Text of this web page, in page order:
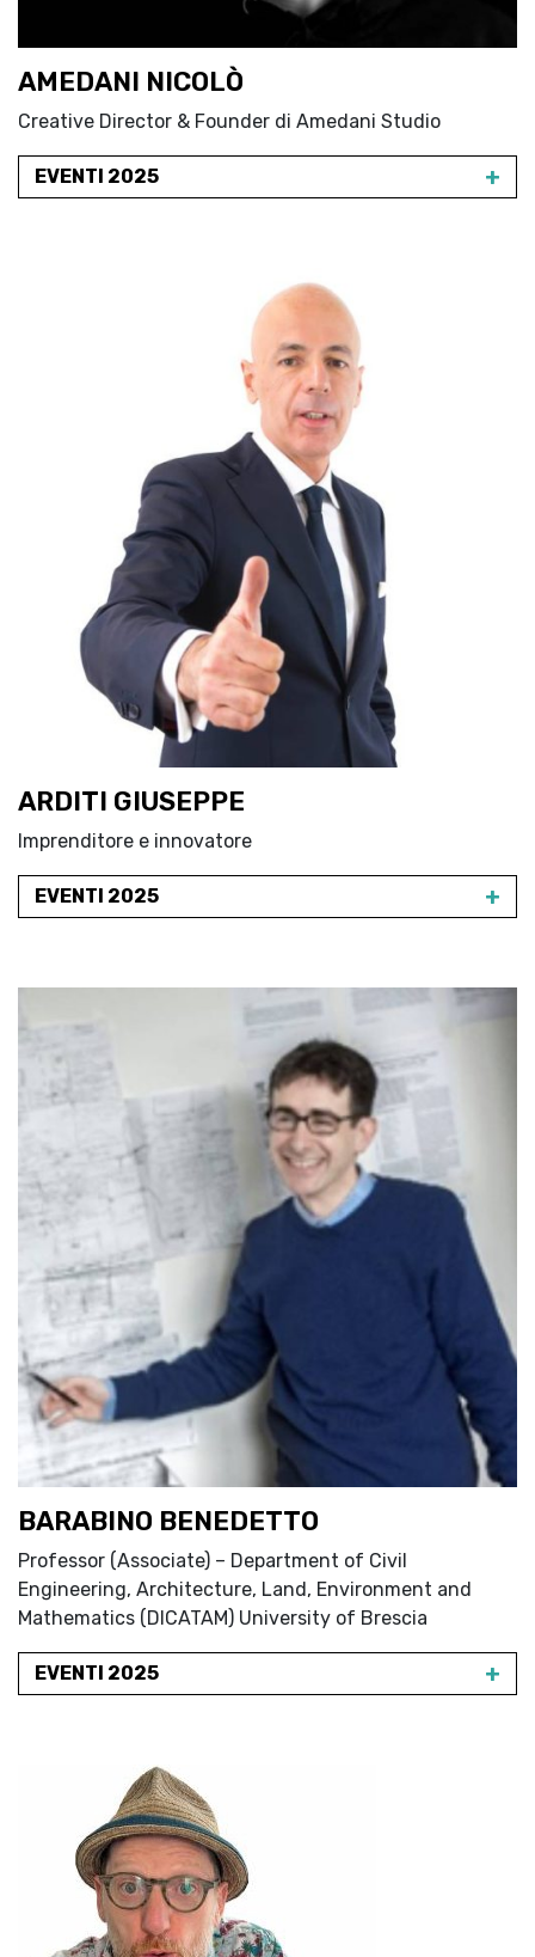
AMEDANI NICOLÒ
Creative Director & Founder di Amedani Studio
EVENTI 2025 +
ARDITI GIUSEPPE
Imprenditore e innovatore
EVENTI 2025 +
BARABINO BENEDETTO
Professor (Associate) – Department of Civil
Engineering, Architecture, Land, Environment and
Mathematics (DICATAM) University of Brescia
EVENTI 2025 +